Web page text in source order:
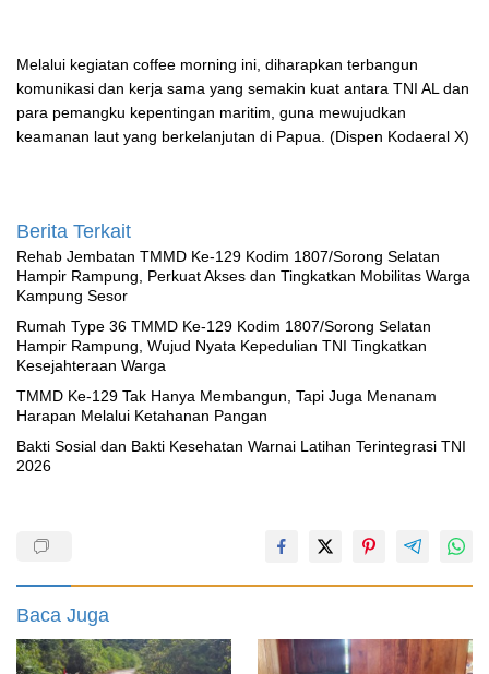
Melalui kegiatan coffee morning ini, diharapkan terbangun
komunikasi dan kerja sama yang semakin kuat antara TNI AL dan
para pemangku kepentingan maritim, guna mewujudkan
keamanan laut yang berkelanjutan di Papua. (Dispen Kodaeral X)
Berita Terkait
Rehab Jembatan TMMD Ke-129 Kodim 1807/Sorong Selatan
Hampir Rampung, Perkuat Akses dan Tingkatkan Mobilitas Warga
Kampung Sesor
Rumah Type 36 TMMD Ke-129 Kodim 1807/Sorong Selatan
Hampir Rampung, Wujud Nyata Kepedulian TNI Tingkatkan
Kesejahteraan Warga
TMMD Ke-129 Tak Hanya Membangun, Tapi Juga Menanam
Harapan Melalui Ketahanan Pangan
Bakti Sosial dan Bakti Kesehatan Warnai Latihan Terintegrasi TNI
2026
Baca Juga